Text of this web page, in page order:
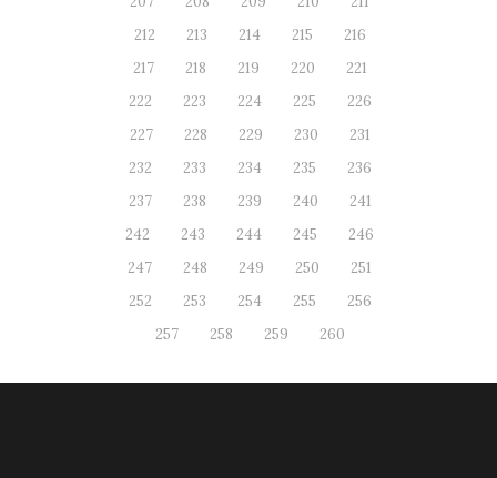
212
213 214 215
216
217
218 219 220
221
222
223 224 225
226
227
228 229 230
231
232
233 234 235
236
237
238 239 240
241
242
243 244 245
246
247
248 249 250
251
252
253 254 255
256
257
258 259 260